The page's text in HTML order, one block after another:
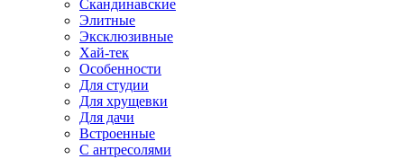
Скандинавские
Элитные
Эксклюзивные
Хай-тек
Особенности
Для студии
Для хрущевки
Для дачи
Встроенные
С антресолями